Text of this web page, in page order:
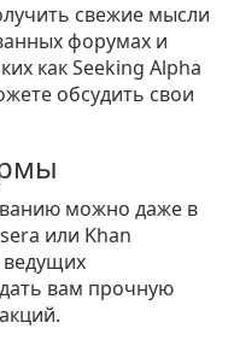
свежие мысли
форумах и
как Seeking Alpha
обсудить свои
можно даже в
или Khan
ведущих
вам прочную